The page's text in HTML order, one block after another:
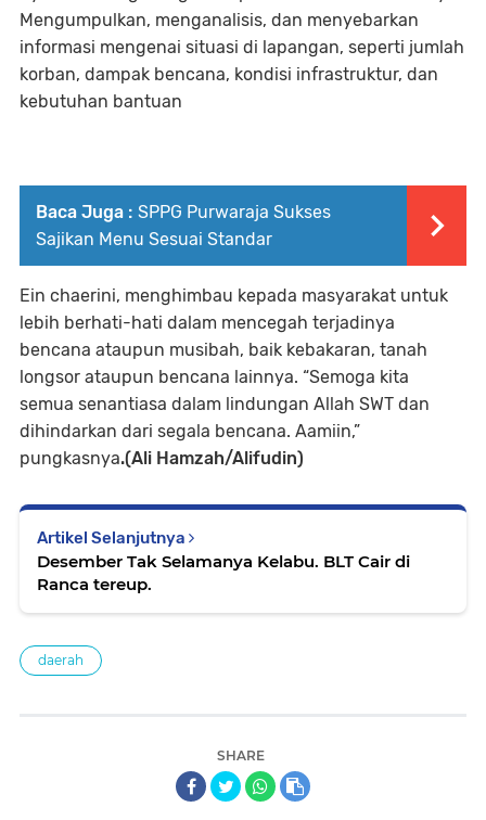
Mengumpulkan, menganalisis, dan menyebarkan
informasi mengenai situasi di lapangan, seperti jumlah
korban, dampak bencana, kondisi infrastruktur, dan
kebutuhan bantuan
Baca Juga : SPPG Purwaraja Sukses
Sajikan Menu Sesuai Standar
Ein chaerini, menghimbau kepada masyarakat untuk
lebih berhati-hati dalam mencegah terjadinya
bencana ataupun musibah, baik kebakaran, tanah
longsor ataupun bencana lainnya. “Semoga kita
semua senantiasa dalam lindungan Allah SWT dan
dihindarkan dari segala bencana. Aamiin,”
pungkasnya.(Ali Hamzah/Alifudin)
Artikel Selanjutnya
Desember Tak Selamanya Kelabu. BLT Cair di
Ranca tereup.
daerah
SHARE